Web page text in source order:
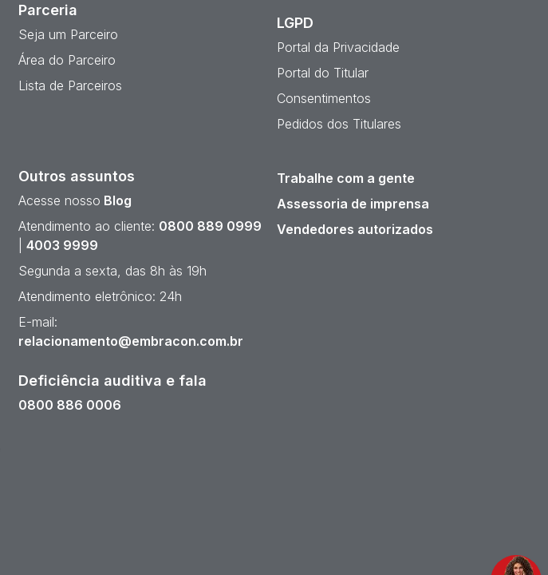
Parceria
Seja um Parceiro
Área do Parceiro
Lista de Parceiros
LGPD
Portal da Privacidade
Portal do Titular
Consentimentos
Pedidos dos Titulares
Outros assuntos
Acesse nosso Blog
Atendimento ao cliente: 0800 889 0999
4003 9999
Segunda a sexta, das 8h às 19h
Atendimento eletrônico: 24h
E-mail:
relacionamento@embracon.com.br
Deficiência auditiva e fala
0800 886 0006
Trabalhe com a gente
Assessoria de imprensa
Vendedores autorizados